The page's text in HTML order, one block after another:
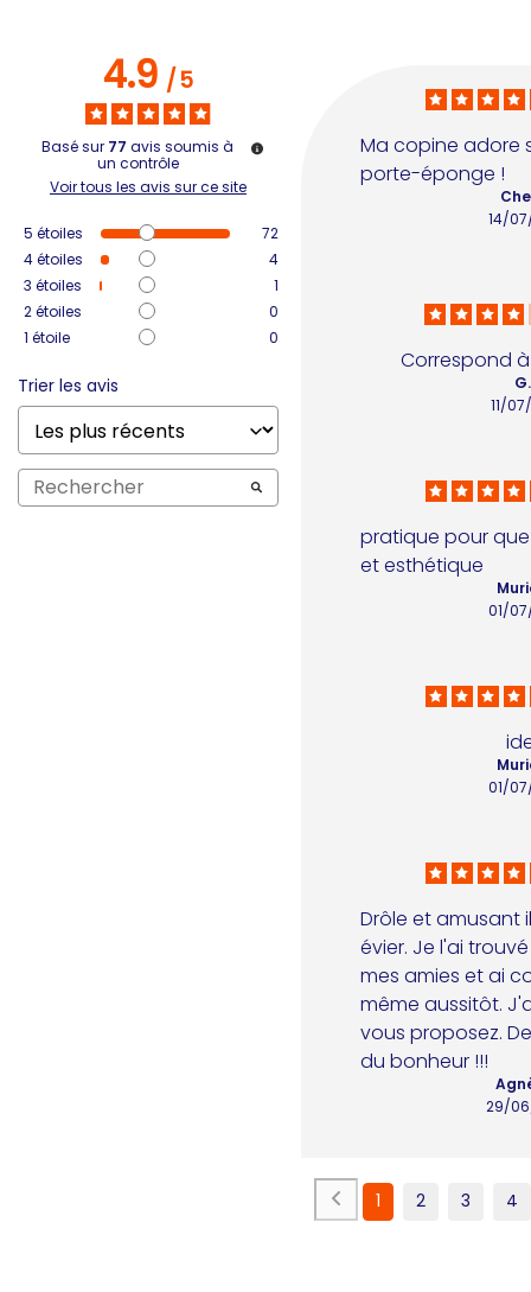
4.9/5
Basé sur 77 avis soumis à
un contrôle
Voir tous les avis sur ce site
5 étoiles
72
4étoiles
4
3 étoiles
1
2étoiles
0
1 étoile 0
Trier les avis
Ma copine adore
porte-éponge !
14/
Correspond
11/
pratique pour
et esthétique
01/
01/
Drôle et amusant
évier. Je l'ai
mes amies et ai
même aussitôt.
vous proposez.
du bonheur !!!
29/
1 2 3 4